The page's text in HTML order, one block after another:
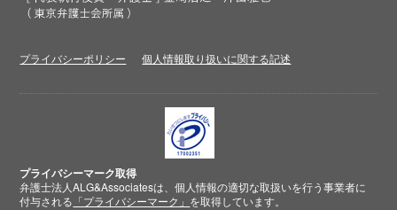
プライバシーポリシー 個人情報取り扱いに関する記述
プライバシーマーク取得
弁護士法人ALG&Associatesは、個人情報の適切な取扱いを行う事業者に
付与される 「プライバシーマーク」 を取得しています。